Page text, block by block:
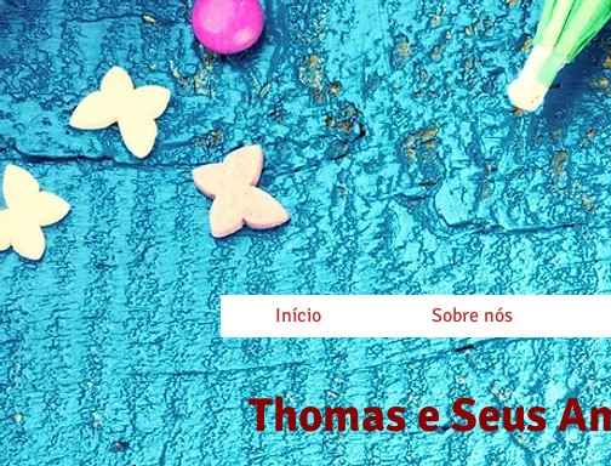
Início Sobre nós
Thomas e Seus